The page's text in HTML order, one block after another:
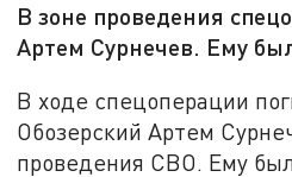
В зоне проведения
Артем Сурнечев. Ему
В ходе спецоперации
Обозерский Артем
проведения СВО. Ему